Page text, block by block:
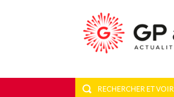
RECHERCHER ET VOIR